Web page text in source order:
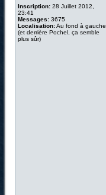
Inscription: 28 Juillet 2012,
23:41
Messages: 3675
Localisation:Au fond à gauche
(et derrière Pochel, ça semble
plus sûr)